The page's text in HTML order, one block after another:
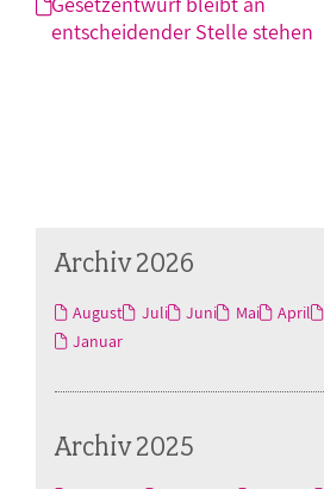
entscheidender Stelle stehen
Archiv 2026
August Juli Juni Mai April
Januar
Archiv 2025